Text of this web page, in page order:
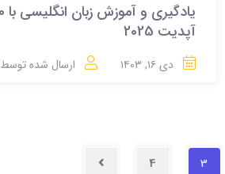
آپدیت 2025
دی ۱۶, ۱۴۰۳ ارسال شده توسط
3
4